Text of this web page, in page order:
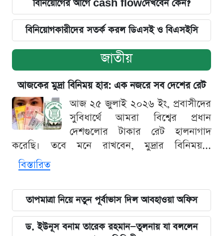
বিনিয়োগের আগে cash flowদেখবেন কেন?
বিনিয়োগকারীদের সতর্ক করল ডিএসই ও বিএসইসি
জাতীয়
আজকের মুদ্রা বিনিময় হার: এক নজরে সব দেশের রেট
আজ ২৫ জুলাই ২০২৬ ইং, প্রবাসীদের
সুবিধার্থে আমরা বিশ্বের প্রধান
দেশগুলোর টাকার রেট হালনাগাদ
করেছি। তবে মনে রাখবেন, মুদ্রার বিনিময়...
বিস্তারিত
তাপমাত্রা নিয়ে নতুন পূর্বাভাস দিল আবহাওয়া অফিস
ড. ইউনূস বনাম তারেক রহমান—তুলনায় যা বললেন